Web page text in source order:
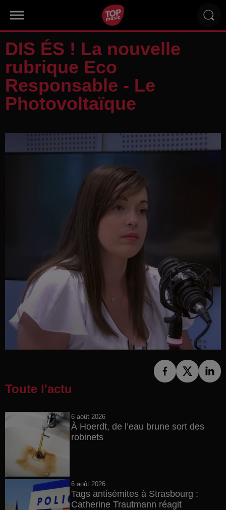
DIS ÉS ! La nouvelle
rubrique Eco
Responsable - Le
Photovoltaïque
Toute l'actu
6 août 2026
À Hoerdt, de l’eau brune sort des
robinets
6 août 2026
Tags antisémites à Strasbourg :
Catherine Trautmann réagit